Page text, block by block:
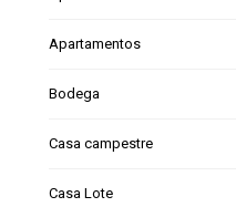
Apartamentos
Bodega
Casa campestre
Casa Lote